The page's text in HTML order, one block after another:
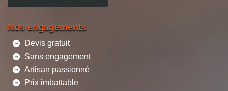
Nos engagements
Devis gratuit
Sans engagement
Artisan passionné
Prix imbattable